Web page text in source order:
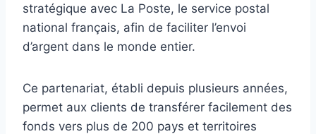
stratégique avec La Poste, le service postal
national français, afin de faciliter l’envoi
d’argent dans le monde entier.
Ce partenariat, établi depuis plusieurs années,
permet aux clients de transférer facilement des
fonds vers plus de 200 pays et territoires